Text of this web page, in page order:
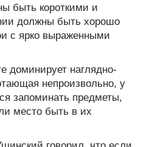
быть короткими и
должны быть хорошо
с ярко выраженными
доминирует наглядно-
непроизвольно, у
запоминать предметы,
место быть в их